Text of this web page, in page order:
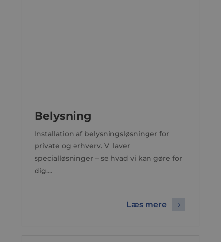
Belysning
Installation af belysningsløsninger for
private og erhverv. Vi laver
specialløsninger – se hvad vi kan gøre for
dig....
Læs mere